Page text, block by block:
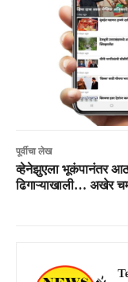
पूर्वीचा लेख
व्हेनेझुएला भूकंपानंतर
ढिगाऱ्याखाली… अखेर